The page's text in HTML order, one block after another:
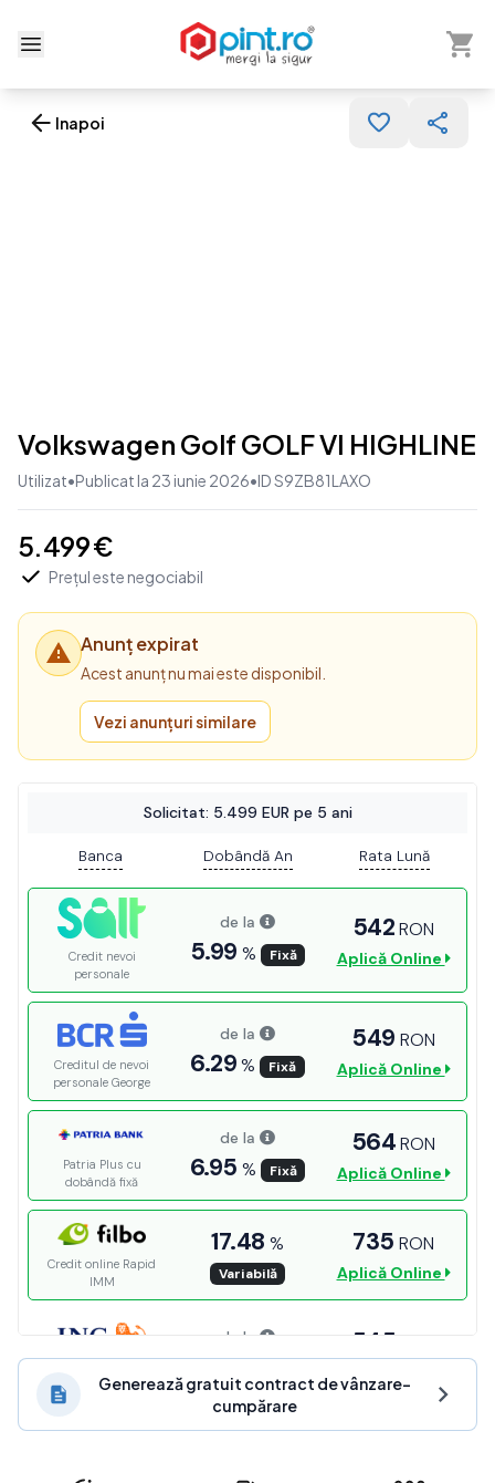
Deschide meniu
Arată
Inapoi
Volkswagen Golf GOLF VI HIGHLINE
Utilizat•Publicat la 23 iunie 2026•ID S9ZB81LAXO
5.499 €
Prețul este negociabil
Anunț expirat
Acest anunț nu mai este disponibil.
Vezi anunțuri similare
Generează gratuit contract de vânzare-
cumpărare